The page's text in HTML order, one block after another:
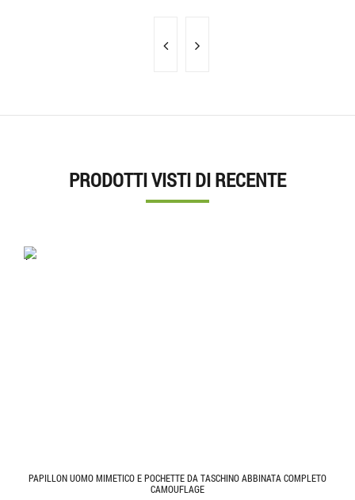
PRODOTTI VISTI DI RECENTE
'.'
PAPILLON UOMO MIMETICO E POCHETTE DA TASCHINO ABBINATA COMPLETO
CAMOUFLAGE